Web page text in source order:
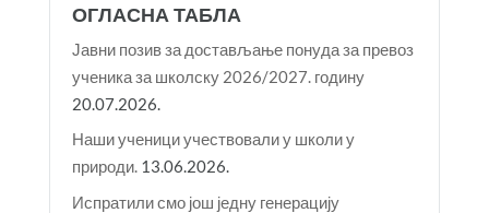
ОГЛАСНА ТАБЛА
Јавни позив за достављање понуда за превоз
ученика за школску 2026/2027. годину
20.07.2026.
Наши ученици учествовали у школи у
природи. 13.06.2026.
Испратили смо још једну генерацију